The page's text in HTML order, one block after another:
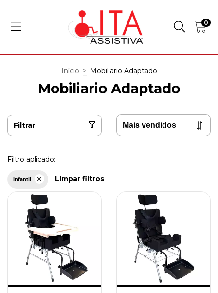
0
Início > Mobiliario Adaptado
Mobiliario Adaptado
Filtrar
Filtro aplicado:
Infantil Limpar filtros